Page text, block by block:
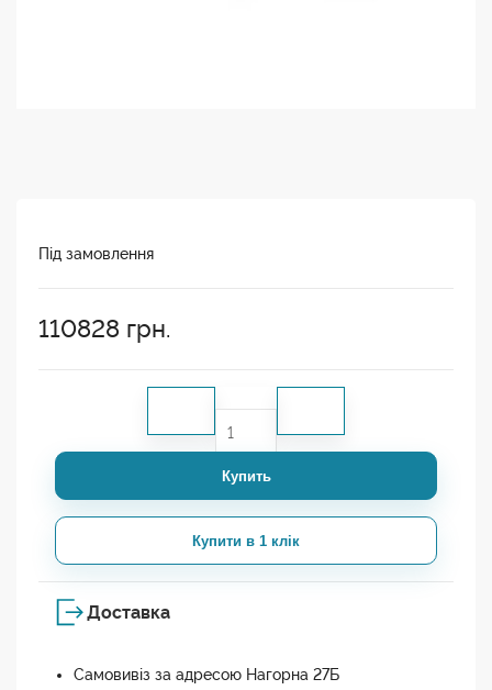
Під замовлення
110828 грн.
Купить
Купити в 1 клік
Доставка
Самовивіз за адресою Нагорна 27Б